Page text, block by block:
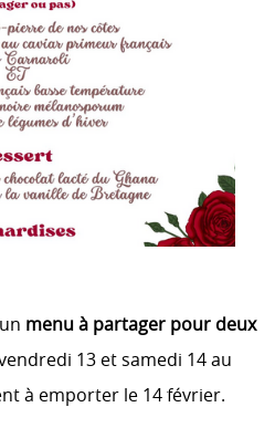
menu à partager pour deux
13 et samedi 14 au
à emporter le 14 février.